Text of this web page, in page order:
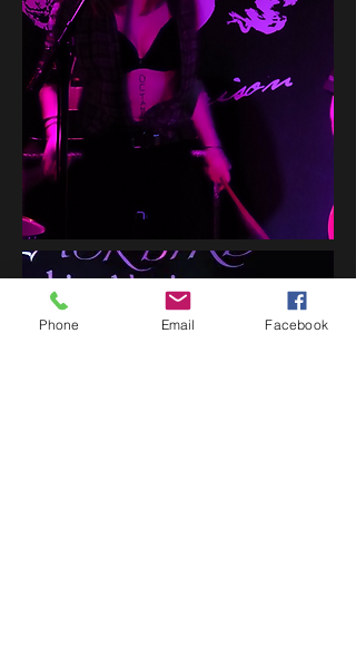
Phone Email Facebook